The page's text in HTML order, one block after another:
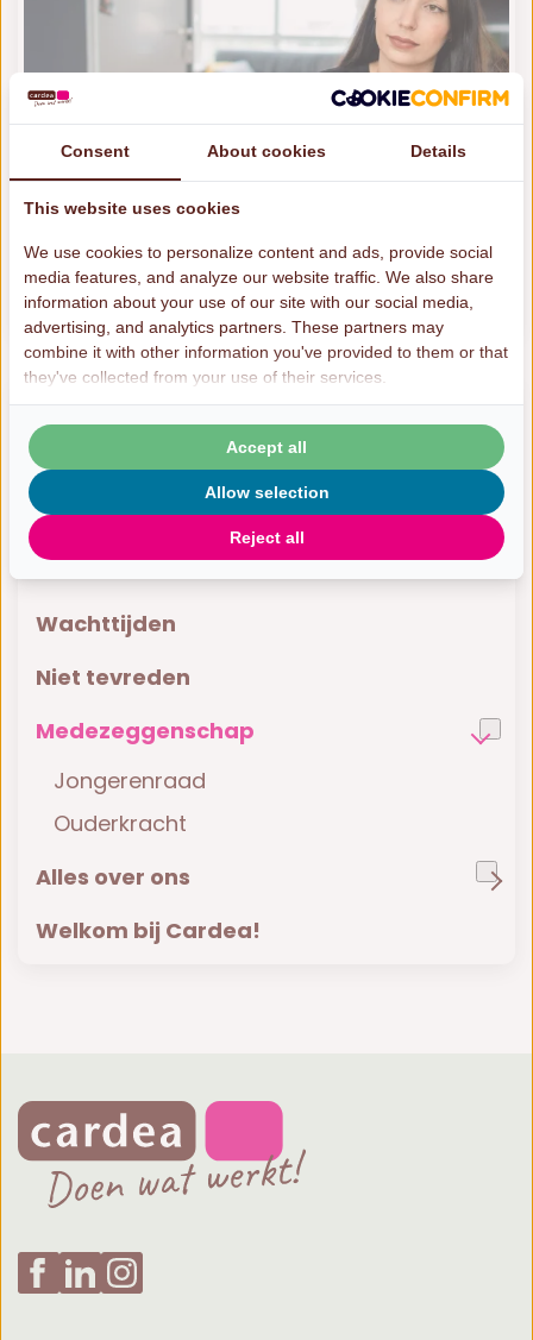
Over ons
Doneer aan Cardea
Nieuws en verhalen
Locaties
Wachttijden
Niet tevreden
Medezeggenschap
Jongerenraad
Ouderkracht
Alles over ons
Welkom bij Cardea!
Niet tevreden
Meer informatie
Consent About cookies Details
This website uses cookies
We use cookies to personalize content and ads, provide social
media features, and analyze our website traffic. We also share
information about your use of our site with our social media,
advertising, and analytics partners. These partners may
combine it with other information you've provided to them or that
they've collected from your use of their services.
Reject all
Allow selection
Accept all